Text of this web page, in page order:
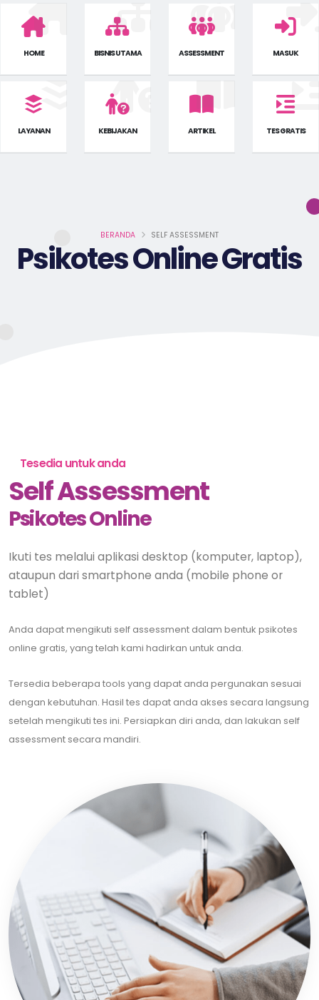
HOME BISNIS UTAMA ASSESSMENT MASUK
LAYANAN KEBIJAKAN ARTIKEL TES GRATIS
BERANDA SELF ASSESSMENT
Psikotes Online Gratis
Tesedia untuk anda
Self Assessment
Psikotes Online
Ikuti tes melalui aplikasi desktop (komputer, laptop),
ataupun dari smartphone anda (mobile phone or
tablet)
Anda dapat mengikuti self assessment dalam bentuk psikotes
online gratis, yang telah kami hadirkan untuk anda.
Tersedia beberapa tools yang dapat anda pergunakan sesuai
dengan kebutuhan. Hasil tes dapat anda akses secara langsung
setelah mengikuti tes ini. Persiapkan diri anda, dan lakukan self
assessment secara mandiri.